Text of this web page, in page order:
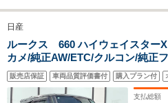
日産
ルークス 660 ハイウェイスター
カメ/純正AW/ETC/クルコン/純正
ングヒーター/ステアリングスイッ
格納ミラー/ドアバイザー/フォグ
ー
販売店保証 車両品質評価書付 購入プラン付
支払総額